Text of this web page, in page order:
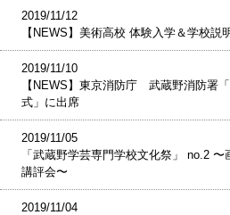
2019/11/12
【NEWS】美術高校 体験入学＆学校説
2019/11/10
【NEWS】東京消防庁 武蔵野消防署
式」に出席
2019/11/05
「武蔵野学芸専門学校文化祭」 no.2
講評会〜
2019/11/04